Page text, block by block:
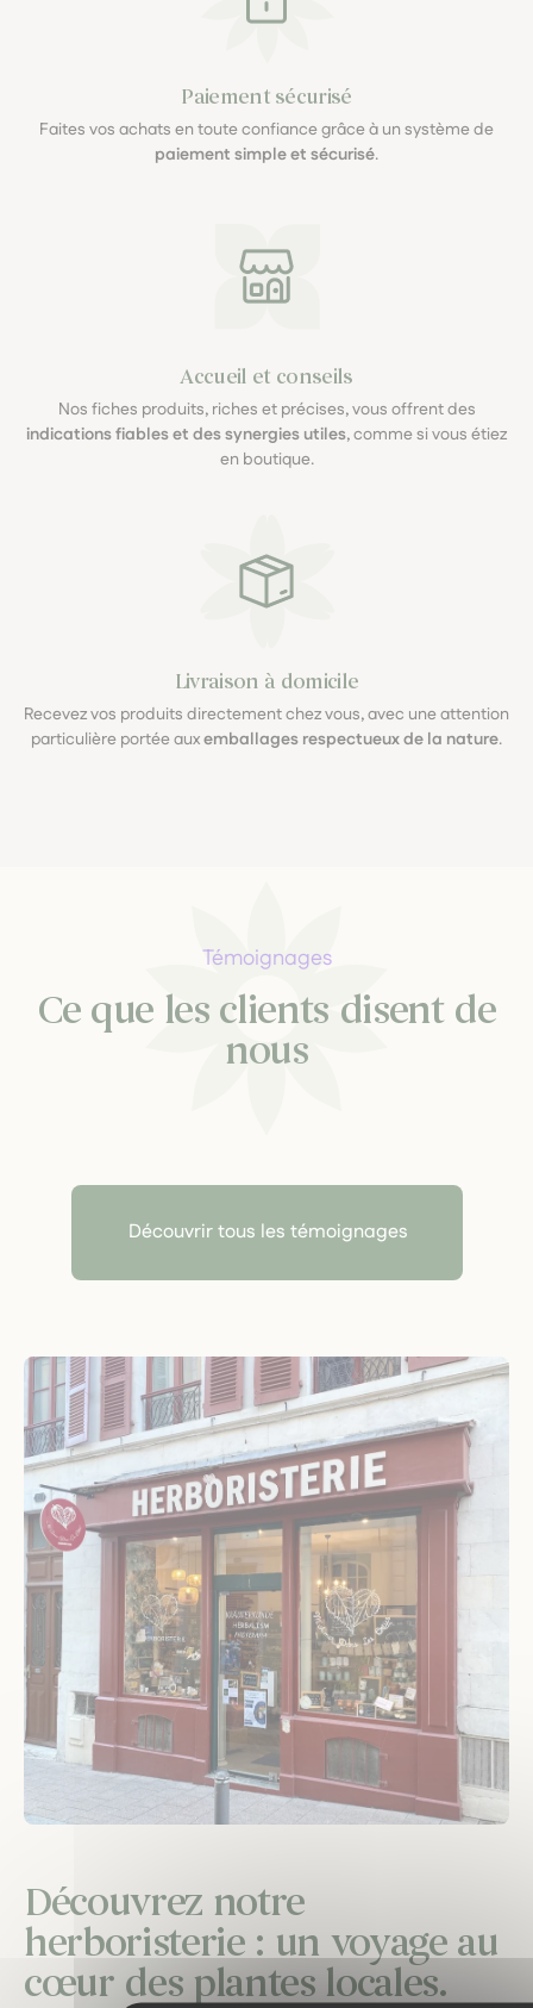
Paiement sécurisé
Faites vos achats en toute confiance grâce à un système de
paiement simple et sécurisé.
Accueil et conseils
Nos fiches produits, riches et précises, vous offrent des
indications fiables et des synergies utiles, comme si vous étiez
en boutique.
Livraison à domicile
Recevez vos produits directement chez vous, avec une attention
particulière portée auxemballages respectueux de la nature.
Témoignages
Ce que les clients disent de
nous
Découvrir tous les témoignages
Découvrez notre
herboristerie : un voyage au
cœur des plantes locales.